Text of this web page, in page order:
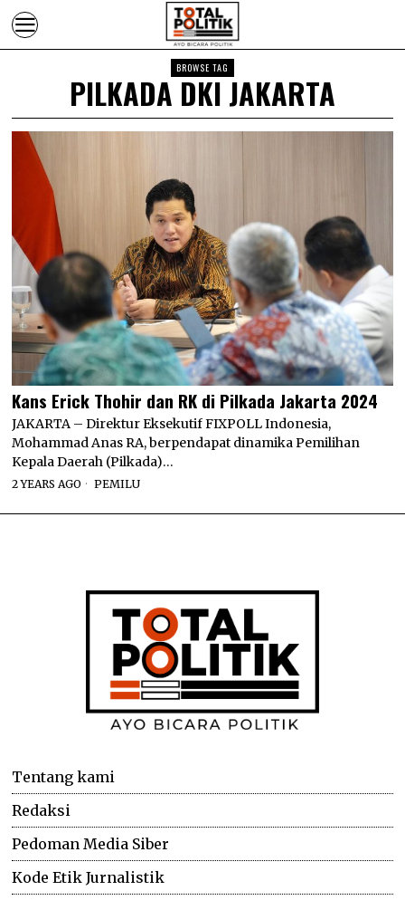
BROWSE TAG
PILKADA DKI JAKARTA
Kans Erick Thohir dan RK di Pilkada Jakarta 2024
JAKARTA – Direktur Eksekutif FIXPOLL Indonesia,
Mohammad Anas RA, berpendapat dinamika Pemilihan
Kepala Daerah (Pilkada)…
2 YEARS AGO PEMILU
Tentang kami
Redaksi
Pedoman Media Siber
Kode Etik Jurnalistik